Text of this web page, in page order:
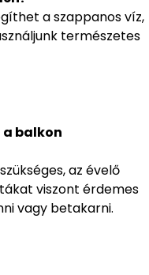
a szappanos víz,
természetes
a balkon
az évelő
viszont érdemes
vagy betakarni.